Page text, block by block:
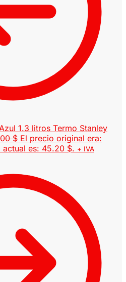
Termo Stanley
$ El precio original era:
actual es: 45.20 $. + IVA